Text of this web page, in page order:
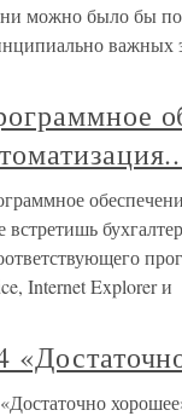
можно было бы
важных
встретишь
Internet Explorer и